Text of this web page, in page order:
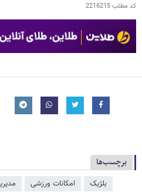
کد مطلب2216215
برچسب‌ها
بلژیک امکانات ورزشی